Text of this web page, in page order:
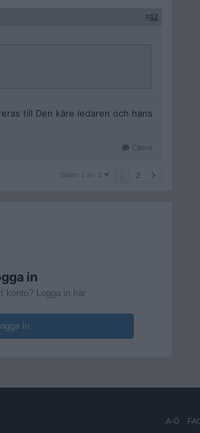
#12
till Den käre ledaren och hans
Citera
Sidan
Sidan 1 av 3 2
in
konto? Logga in här
in
A-Ö